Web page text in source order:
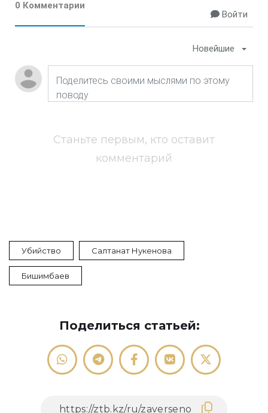
0 Комментарии
Войти
Новейшие
Станьте первым, кто оставит
комментарий
Убийство Салтанат Нукенова
Бишимбаев
Поделиться статьей: